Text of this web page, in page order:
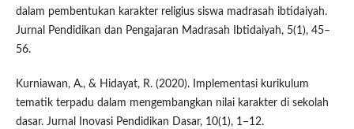
dalam pembentukan karakter religius siswa madrasah ibtidaiyah.
Jurnal Pendidikan dan Pengajaran Madrasah Ibtidaiyah, 5(1), 45–
56.
Kurniawan, A., & Hidayat, R. (2020). Implementasi kurikulum
tematik terpadu dalam mengembangkan nilai karakter di sekolah
dasar. Jurnal Inovasi Pendidikan Dasar, 10(1), 1–12.